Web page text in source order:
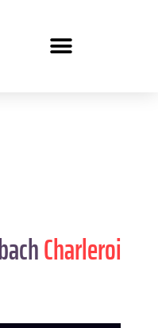
Charleroi